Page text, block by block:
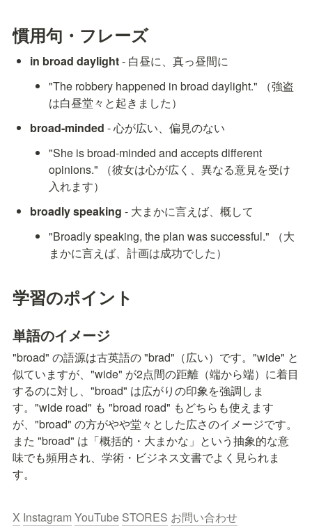
慣用句・フレーズ
in broad daylight - 白昼に、真っ昼間に
"The robbery happened in broad daylight." （強盗
は白昼堂々と起きました）
broad-minded - 心が広い、偏見のない
"She is broad-minded and accepts different
opinions." （彼女は心が広く、異なる意見を受け
入れます）
broadly speaking - 大まかに言えば、概して
"Broadly speaking, the plan was successful." （大
まかに言えば、計画は成功でした）
学習のポイント
単語のイメージ
"broad" の語源は古英語の "brad"（広い）です。"wide" と
似ていますが、"wide" が2点間の距離（端から端）に着目
するのに対し、"broad" は広がりの印象を強調しま
す。"wide road" も "broad road" もどちらも使えます
が、"broad" の方がやや堂々とした広さのイメージです。
また "broad" は「概括的・大まかな」という抽象的な意
味でも頻用され、学術・ビジネス文書でよく見られま
す。
X Instagram YouTube STORES お問い合わせ